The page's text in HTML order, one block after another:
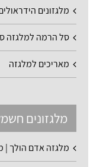
מלגזונים
סל הרמה למלגזה
מאריכים למלגזה
מלגזונים
מלגזה אדם הולך |